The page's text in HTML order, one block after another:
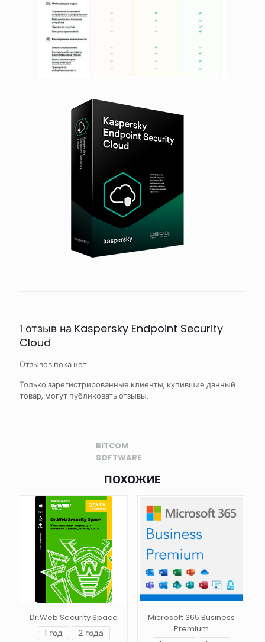
1 отзыв на Kaspersky Endpoint Security
Cloud
Отзывов пока нет.
Только зарегистрированные клиенты, купившие данный
товар, могут публиковать отзывы.
BITCOM
SOFTWARE
ПОХОЖИЕ
Dr.Web Security Space
1 год
2 года
Microsoft 365 Business
Premium